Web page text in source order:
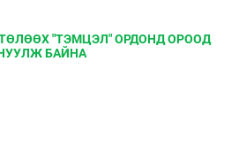
"ТЭМЦЭЛ" ОРДОНД ОРООД
БАЙНА